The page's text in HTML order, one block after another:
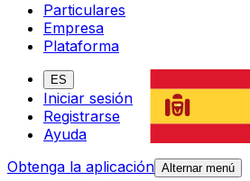
Particulares
Empresa
Plataforma
ES
Iniciar sesión
Registrarse
Ayuda
Obtenga la aplicación Alternar menú